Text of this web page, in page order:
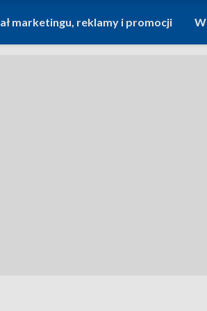
marketingu, reklamy i promocji